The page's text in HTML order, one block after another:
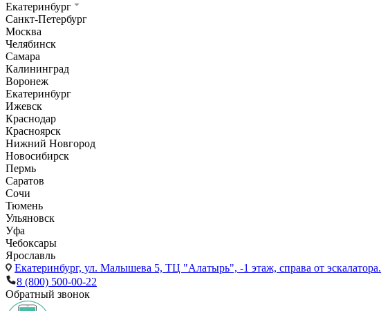
Екатеринбург
Санкт-Петербург
Москва
Челябинск
Самара
Калининград
Воронеж
Екатеринбург
Ижевск
Краснодар
Красноярск
Нижний Новгород
Новосибирск
Пермь
Саратов
Сочи
Тюмень
Ульяновск
Уфа
Чебоксары
Ярославль
Екатеринбург, ул. Малышева 5, ТЦ "Алатырь", -1 этаж, справа от эскалатора.
8 (800) 500-00-22
Обратный звонок